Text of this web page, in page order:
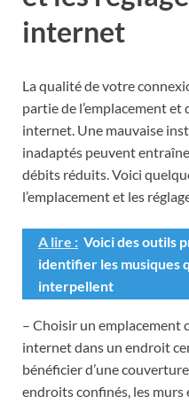
internet
La qualité de votre
partie de l’emplacement et
internet. Une mauvaise
inadaptés peuvent
débits réduits. Voici
l’emplacement et les
A lire : Voici des outils
identifier les musiques
interpellent
– Choisir un emplacement
internet dans un endroit
bénéficier d’une
endroits confinés, les